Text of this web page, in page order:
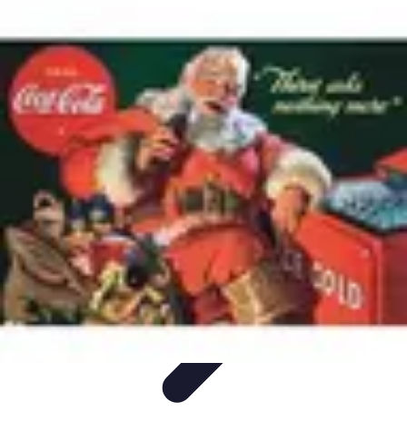
ReventePréparation à la reventeÉvaluation et Prix
Revente Cadeaux Noël